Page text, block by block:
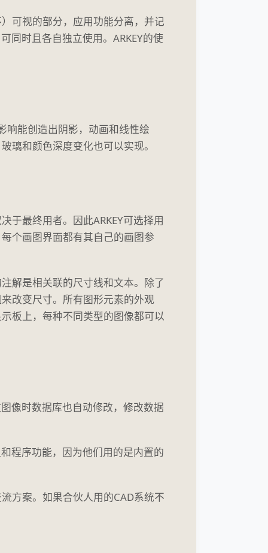
可视的部分，应用功能分离，并记
同时且各自独立使用。ARKEY的使
响能创造出阴影，动画和线性绘
璃和颜色深度变化也可以实现。
于最终用者。因此ARKEY可选择用
个画图界面都有其自己的画图参
解是相关联的尺寸线和文本。除了
改变尺寸。所有图形元素的外观
板上，每种不同类型的图像都可以
像时数据库也自动修改，修改数据
程序功能，因为他们用的是内置的
方案。如果合伙人用的CAD系统不